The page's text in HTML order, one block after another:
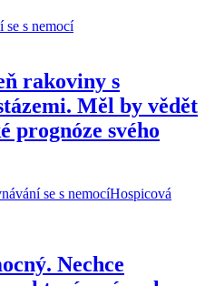
se s nemocí
rakoviny s
Měl by vědět
prognóze svého
se s nemocíHospicová
Nechce